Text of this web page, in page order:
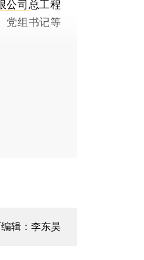
公司 总工程
党组书记等
辑：李东昊